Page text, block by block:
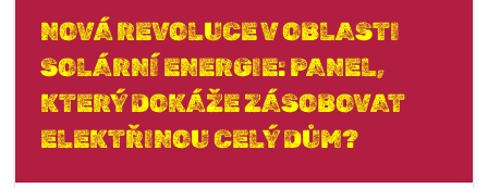
NOVÁ REVOLUCE V OBLASTI
SOLÁRNÍ ENERGIE: PANEL,
KTERÝ DOKÁŽE ZÁSOBOVAT
ELEKTŘINOU CELÝ DŮM?